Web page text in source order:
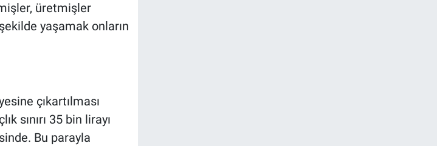
üretmişler
yaşamak onların
çıkartılması
sınırı 35 bin lirayı
Bu parayla